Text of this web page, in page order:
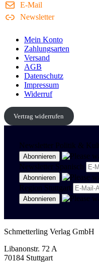
E-Mail
Newsletter
Mein Konto
Zahlungsarten
Versand
AGB
Datenschutz
Impressum
Widerruf
Vertrag widerrufen
Newsletter Politik &
Newsletter Spanisch
Region Stuttgart
Schmetterling Verlag GmbH
Libanonstr. 72 A
70184 Stuttgart